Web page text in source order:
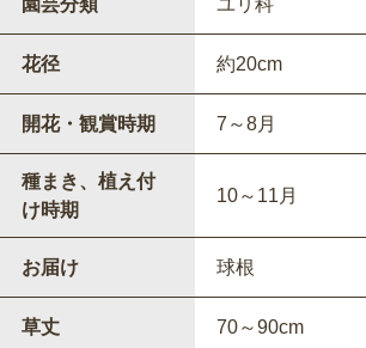
園芸分類 ユリ科
花径 約20cm
開花・観賞時期 7～8月
種まき、植え付
け時期
10～11月
お届け 球根
草丈 70～90cm